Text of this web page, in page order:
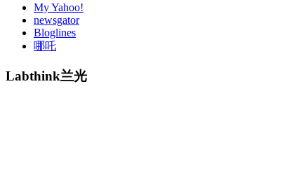
My Yahoo!
newsgator
Bloglines
哪吒
Labthink兰光